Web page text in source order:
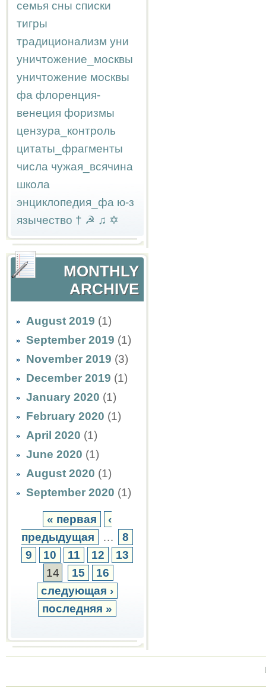
семья сны списки
тигры
традиционализм уни
уничтожение_москвы
уничтожение москвы
фа флоренция-
венеция форизмы
цензура_контроль
цитаты_фрагменты
числа чужая_всячина
школа
энциклопедия_фа ю-з
язычество † ☭ ♫ ✡
MONTHLY
ARCHIVE
August 2019 (1)
September 2019 (1)
November 2019 (3)
December 2019 (1)
January 2020 (1)
February 2020 (1)
April 2020 (1)
June 2020 (1)
August 2020 (1)
September 2020 (1)
« первая
‹
предыдущая
…
8
9
10 11 12
13
14
15
16
следующая ›
последняя »